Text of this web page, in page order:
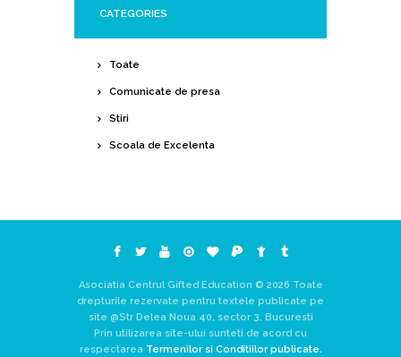
CATEGORIES
Toate
Comunicate de presa
Stiri
Scoala de Excelenta
Asociatia Centrul Gifted Education © 2026 Toate
drepturile rezervate pentru textele publicate pe
site @Str Delea Noua 40, sector 3, Bucuresti
Prin utilizarea site-ului sunteti de acord cu
respectarea Termenilor si Conditiilor publicate.